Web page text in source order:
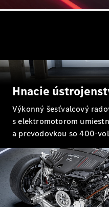
Vozidlá k
Všetky
Kombi
Shooting
Brake
Elektromobil
CLA
Shooting
Brake
Hnacie
Výkonný šesťvalcový
s elektromotorom
a prevodovkou so 400-